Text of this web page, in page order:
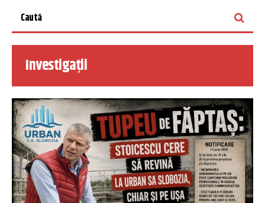
Investigații